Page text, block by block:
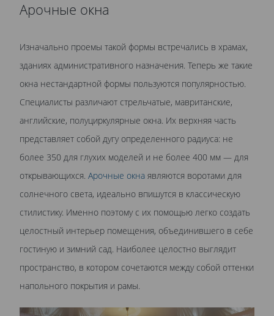
Арочные окна
Изначально проемы такой формы встречались в храмах,
зданиях административного назначения. Теперь же такие
окна нестандартной формы пользуются популярностью.
Специалисты различают стрельчатые, мавританские,
английские, полуциркулярные окна. Их верхняя часть
представляет собой дугу определенного радиуса: не
более 350 для глухих моделей и не более 400 мм — для
открывающихся. Арочные окна являются воротами для
солнечного света, идеально впишутся в классическую
стилистику. Именно поэтому с их помощью легко создать
целостный интерьер помещения, объединившего в себе
гостиную и зимний сад. Наиболее целостно выглядит
пространство, в котором сочетаются между собой оттенки
напольного покрытия и рамы.